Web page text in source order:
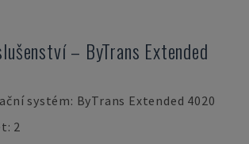
– ByTrans Extended
systém: ByTrans Extended 4020
2